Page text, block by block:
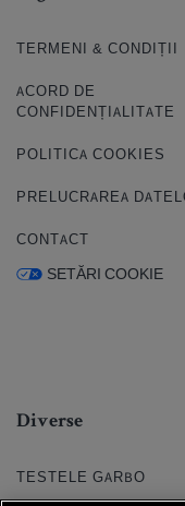
TERMENI & CONDIȚII
ACORD DE
CONFIDENȚIALITATE
POLITICA COOKIES
PRELUCRAREA
CONTACT
SETĂRI COOKIE
Diverse
TESTELE GARBO